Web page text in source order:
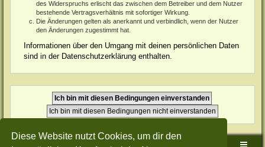
Diese Website nutzt Cookies, um dir den
des Widerspruchs erlischt das zwischen dem Betreiber und dem Nutzer
bestehende Vertragsverhältnis mit sofortiger Wirkung.
Die Änderungen gelten als anerkannt und verbindlich, wenn der Nutzer
den Änderungen zugestimmt hat.
Informationen über den Umgang mit deinen persönlichen Daten
sind in der Datenschutzerklärung enthalten.
Sudden-Strike-Maps.de Hauptseite Foren-Übersicht